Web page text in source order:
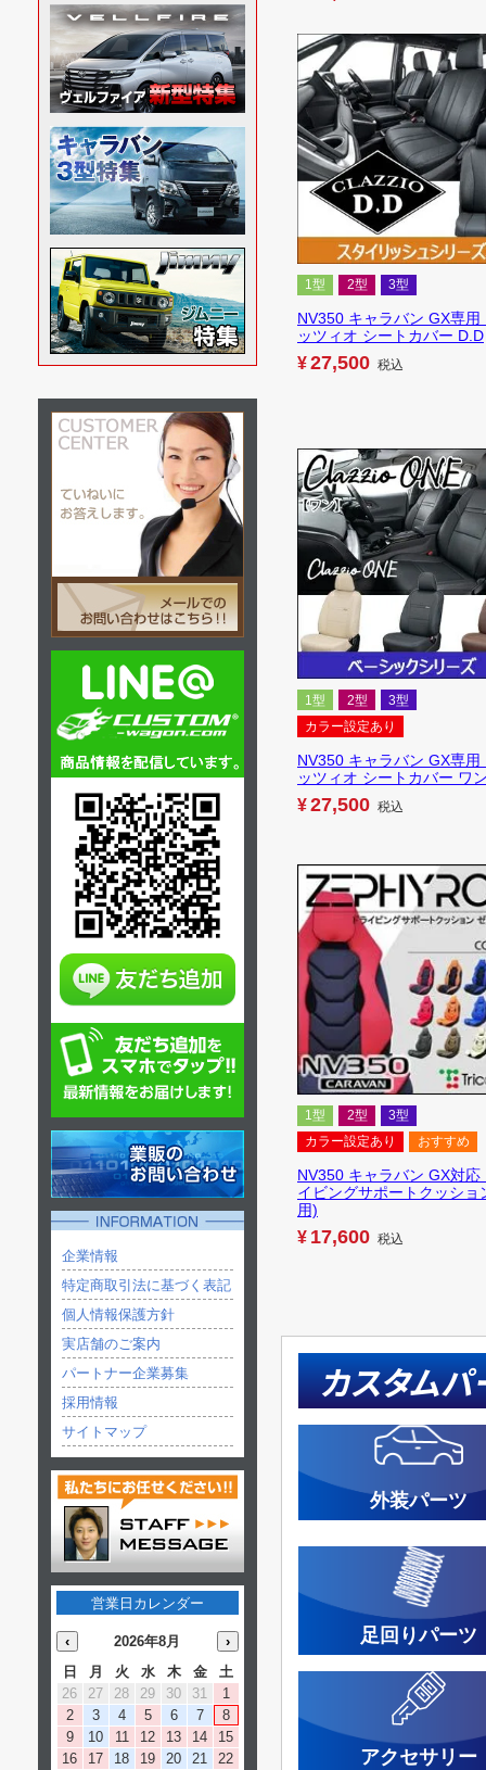
企業情報
特定商取引法に基づく表記
個人情報保護方針
実店舗のご案内
パートナー企業募集
採用情報
サイトマップ
営業日カレンダー
‹ 2026年8月
›
日
月 火 水 木 金
土
26
27 28 29 30 31
1
2
3 4 5 6 7
8
9
10 11 12 13 14
15
16
17 18 19 20 21
22
1型 2型 3型
NV350 キャラバン GX専用
ッツィオ シートカバー D.D
¥27,500 税込
1型 2型
3型
カラー設定あり
NV350 キャラバン GX専用
ッツィオ シートカバー ワ
¥27,500 税込
1型 2型
3型
カラー設定あり
おすすめ
NV350 キャラバン GX対応
イビングサポートクッショ
用)
¥ 17,600 税込
カスタム
外装パーツ
足回りパーツ
アクセサリー